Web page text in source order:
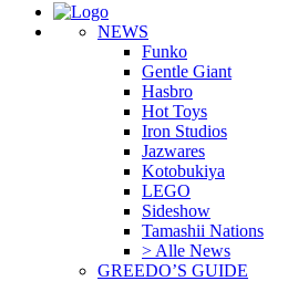
NEWS
Funko
Gentle Giant
Hasbro
Hot Toys
Iron Studios
Jazwares
Kotobukiya
LEGO
Sideshow
Tamashii Nations
> Alle News
GREEDO’S GUIDE